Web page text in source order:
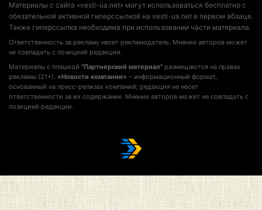
Материалы с сайта «vesti-ua.net» могут использоваться бесплатно с
обязательной активной гиперссылкой на vesti-ua.net в первом абзаце.
Также гиперссылка необходима при использовании части материала.
Ответственность за рекламу несет рекламодатель. Мнение авторов может
не совпадать с позицией редакции.
Материалы с плашкой "Партнерский материал" размещаются на правах
рекламы (21+). «Новости компании» – информационный формат,
основанный на пресс-релизах компаний; редакция не несет
ответственности за их содержание. Мнение авторов может не совпадать с
позицией редакции.